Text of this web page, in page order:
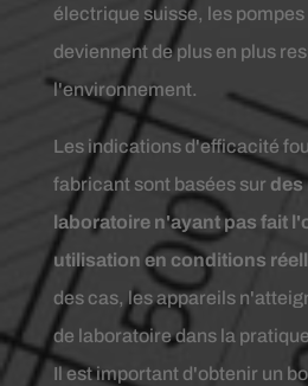
électrique suisse, les pompes
deviennent de plus en plus
l'environnement.
Les indications d'efficacité
fabricant sont basées sur des
laboratoire n'ayant pas fait
utilisation en conditions
des cas, les appareils
de laboratoire dans la
Il est important d'obtenir un